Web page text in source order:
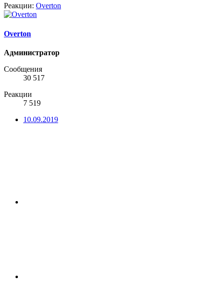
Реакции: Overton
Overton
Администратор
Сообщения
30 517
Реакции
7 519
10.09.2019